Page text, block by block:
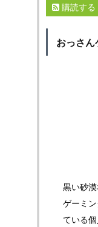
購読する
おっさ
黒い砂
ゲーミ
ている